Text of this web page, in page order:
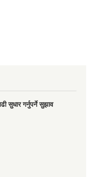
सुधार गर्नुपर्ने सुझाव